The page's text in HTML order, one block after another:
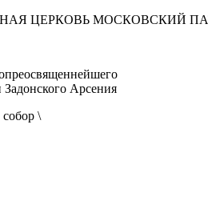
ЦЕРКОВЬ МОСКОВСКИЙ
Арсения